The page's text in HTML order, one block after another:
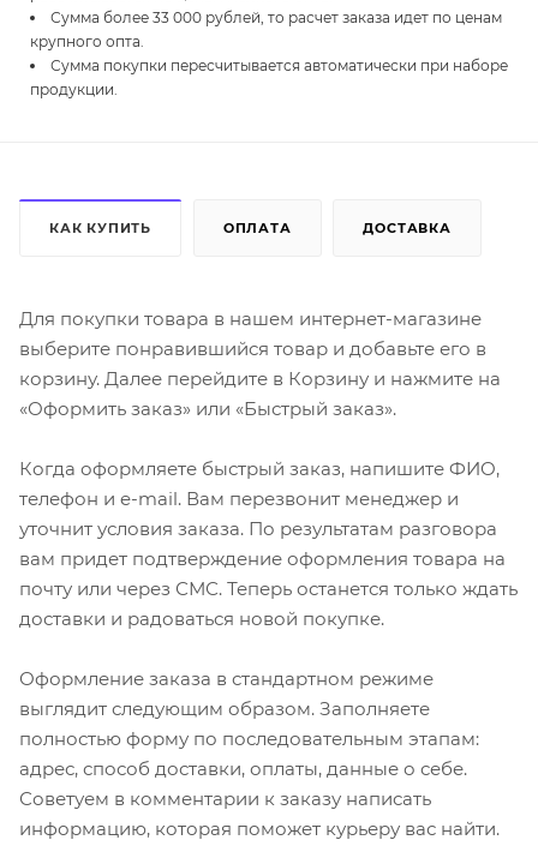
Сумма более 33 000 рублей, то расчет заказа идет по ценам
крупного опта.
Сумма покупки пересчитывается автоматически при наборе
продукции.
КАК КУПИТЬ ОПЛАТА ДОСТАВКА
Для покупки товара в нашем интернет-магазине
выберите понравившийся товар и добавьте его в
корзину. Далее перейдите в Корзину и нажмите на
«Оформить заказ» или «Быстрый заказ».
Когда оформляете быстрый заказ, напишите ФИО,
телефон и e-mail. Вам перезвонит менеджер и
уточнит условия заказа. По результатам разговора
вам придет подтверждение оформления товара на
почту или через СМС. Теперь останется только ждать
доставки и радоваться новой покупке.
Оформление заказа в стандартном режиме
выглядит следующим образом. Заполняете
полностью форму по последовательным этапам:
адрес, способ доставки, оплаты, данные о себе.
Советуем в комментарии к заказу написать
информацию, которая поможет курьеру вас найти.